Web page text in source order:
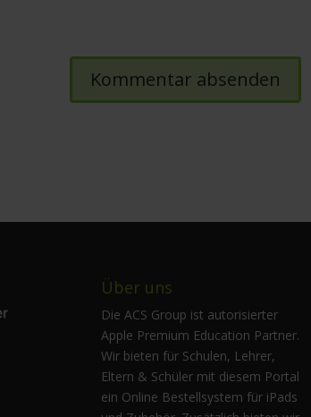
Über uns
Die ACS Group ist autorisierter
Apple Premium Education Partner.
Wir bieten für Schulen, Lehrer,
Eltern & Schüler mit diesem Portal
ein Online Bestellsystem für iPads